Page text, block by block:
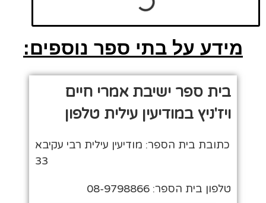
מידע על בתי ספר נוספים:
בית ספר ישיבת אמרי חיים
ויז'ניץ במודיעין עילית טלפון
כתובת בית הספר: מודיעין עילית רבי עקיבא
33
טלפון בית הספר: 08-9798866